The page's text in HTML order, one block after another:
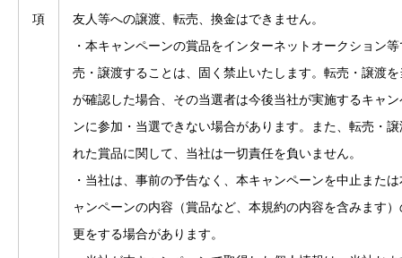
項
友人等への譲渡、転売、換金はできません。
・本キャンペーンの賞品をインターネットオークション
売・譲渡することは、固く禁止いたします。転売・譲渡を
が確認した場合、その当選者は今後当社が実施するキャン
ンに参加・当選できない場合があります。また、転売・
れた賞品に関して、当社は一切責任を負いません。
・当社は、事前の予告なく、本キャンペーンを中止また
ャンペーンの内容（賞品など、本規約の内容を含みます
更をする場合があります。